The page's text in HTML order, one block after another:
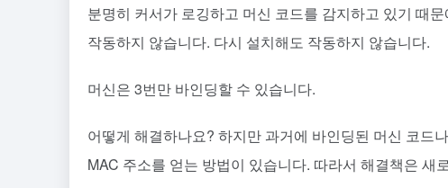
분명히 커서가 로깅하고 머신 코드를 감지하고 있기 때
작동하지 않습니다. 다시 설치해도 작동하지 않습니다.
머신은 3번만 바인딩할 수 있습니다.
어떻게 해결하나요? 하지만 과거에 바인딩된 머신 코드
MAC 주소를 얻는 방법이 있습니다. 따라서 해결책은 새